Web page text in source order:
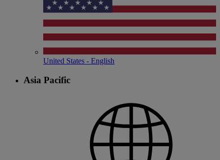
United States - English
Asia Pacific